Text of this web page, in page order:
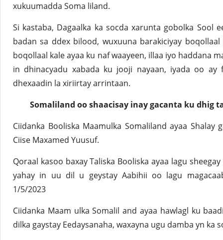
xukuumadda Soma liland.
Si kastaba, Dagaalka ka socda xarunta gobolka Sool
badan sa ddex bilood, wuxuuna barakiciyay
boqollaal kale ayaa ku naf waayeen, illaa iyo haddana
in dhinacyadu xabada ku jooji nayaan, iyada oo ay
dhexaadin la xiriirtay arrintaan.
Somaliland oo shaacisay inay gacanta ku dhig
Ciidanka Booliska Maamulka Somaliland ayaa Shalay
Ciise Maxamed Yuusuf.
Qoraal kasoo baxay Taliska Booliska ayaa lagu
yahay in uu dil u geystay Aabihii oo lagu
1/5/2023
Ciidanka Maam ulka Somalil and ayaa hawlagl ku
dilka gaystay Eedaysanaha, waxayna ugu damba yn ka